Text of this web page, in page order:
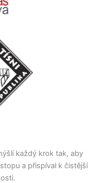
každý krok tak, aby
a přispíval k čistější